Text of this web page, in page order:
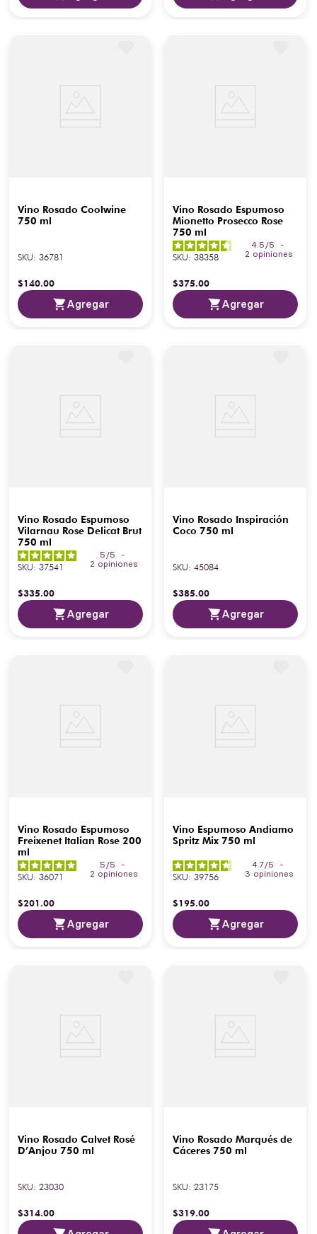
Vino Rosado Coolwine
750 ml
SKU: 36781
$140.00
Agregar
Vino Rosado Espumoso
Mionetto Prosecco Rose
750 ml
4.5/5
-
2 opiniones
SKU: 38358
$375.00
Agregar
Vino Rosado Espumoso
Vilarnau Rose Delicat Brut
750 ml
5/5
-
2 opiniones
SKU: 37541
$335.00
Agregar
Vino Rosado Inspiración
Coco 750 ml
SKU: 45084
$385.00
Agregar
Vino Rosado Espumoso
Freixenet Italian Rose 200
ml
5/5
-
2 opiniones
SKU: 36071
$201.00
Agregar
Vino Espumoso Andiamo
Spritz Mix 750 ml
4.7/5
-
3 opiniones
SKU: 39756
$195.00
Agregar
Vino Rosado Calvet Rosé
D’Anjou 750 ml
SKU: 23030
$314.00
Vino Rosado Marqués de
Cáceres 750 ml
SKU: 23175
$319.00